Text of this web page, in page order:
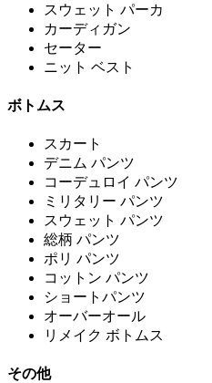
スウェット パーカ
カーディガン
セーター
ニット ベスト
ボトムス
スカート
デニム パンツ
コーデュロイ パンツ
ミリタリー パンツ
スウェット パンツ
総柄 パンツ
ポリ パンツ
コットン パンツ
ショートパンツ
オーバーオール
リメイク ボトムス
その他